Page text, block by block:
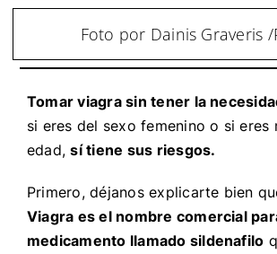
Foto por Dainis Graveris /
Tomar viagra sin tener la
si eres del sexo femenino o si eres
edad,sí tiene sus riesgos.
Primero, déjanos explicarte bien
Viagra es el nombre comercial
medicamento llamado sildenafilo